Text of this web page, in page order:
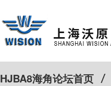
HJBA8海角论坛首页